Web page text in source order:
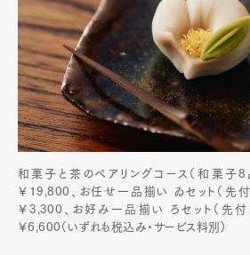
和菓子と茶のペアリングコース（和菓子
￥19,800、お任せ一品揃い ゐセット（先
￥3,300、お好み一品揃い ろセット（先
￥6,600（いずれも税込み・サービス料別）